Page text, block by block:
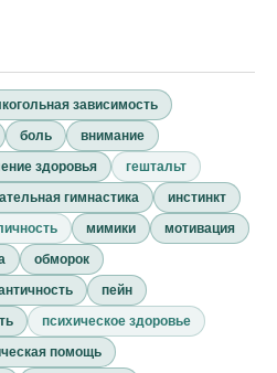
зависимость
боль
внимание
здоровья
гештальт
гимнастика
инстинкт
мимики
мотивация
обморок
пейн
психическое здоровье
помощь